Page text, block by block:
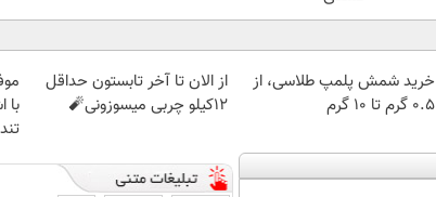
خرید شمش پلمپ طلاسی، از
۰.۵ گرم تا ۱۰ گرم
از الان تا آخر تابستون حداقل
12کیلو چربی میسوزونی🧨
با